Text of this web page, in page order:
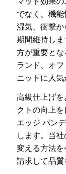
でなく、機能
湿気、衝撃
期間維持し
方が重要と
ランド、オ
ニットに人気
高級仕上げ
クトの向上
エッジ バン
します。当
変える方法
請求して品質